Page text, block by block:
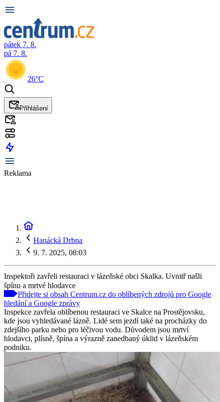
pátek 7. 8.
pá 7. 8.
26°C
Přihlášení
Reklama
Hanácká Drbna
9. 7. 2025, 08:03
Inspektoři zavřeli restauraci v lázeňské obci Skalka. Uvnitř našli
špínu a mrtvé hlodavce
Přidejte si obsah Centrum.cz do oblíbených zdrojů pro Google
hledání a Google zprávy
Inspekce zavřela oblíbenou restauraci ve Skalce na Prostějovsku,
kde jsou vyhledávané lázně. Lidé sem jezdí také na procházky do
zdejšího parku nebo pro léčivou vodu. Důvodem jsou mrtví
hlodavci, plísně, špína a výrazně zanedbaný úklid v lázeňském
podniku.